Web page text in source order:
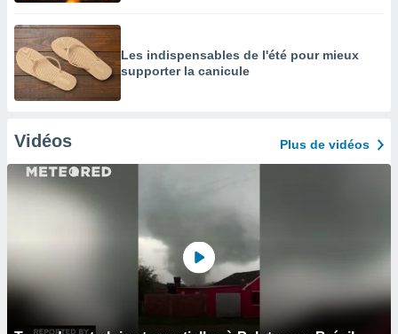
Les indispensables de l'été pour mieux
supporter la canicule
Vidéos Plus de vidéos